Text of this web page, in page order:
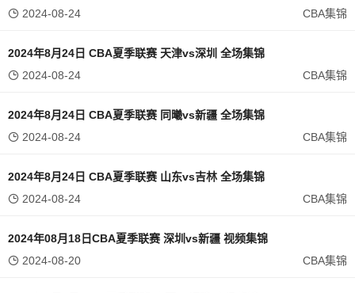
2024-08-24
CBA集锦
2024年8月24日 CBA夏季联赛 天津vs深圳 全场集锦
2024-08-24
CBA集锦
2024年8月24日 CBA夏季联赛 同曦vs新疆 全场集锦
2024-08-24
CBA集锦
2024年8月24日 CBA夏季联赛 山东vs吉林 全场集锦
2024-08-24
CBA集锦
2024年08月18日CBA夏季联赛 深圳vs新疆 视频集锦
2024-08-20
CBA集锦